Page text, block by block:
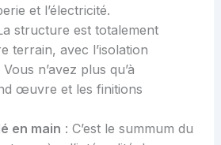
et l’électricité.
structure est totalement
terrain, avec l’isolation
n’avez plus qu’à
œuvre et les finitions
en main : C’est le summum du